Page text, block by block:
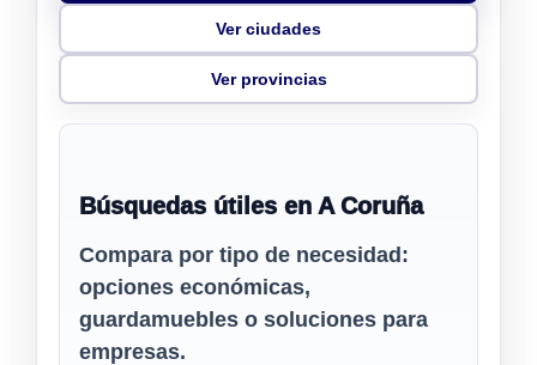
Ver ciudades
Ver provincias
Búsquedas útiles en A Coruña
Compara por tipo de necesidad:
opciones económicas,
guardamuebles o soluciones para
empresas.